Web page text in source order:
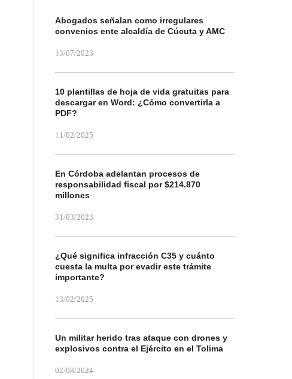
Abogados señalan como irregulares
convenios ente alcaldía de Cúcuta y AMC
13/07/2023
10 plantillas de hoja de vida gratuitas para
descargar en Word: ¿Cómo convertirla a
PDF?
11/02/2025
En Córdoba adelantan procesos de
responsabilidad fiscal por $214.870
millones
31/03/2023
¿Qué significa infracción C35 y cuánto
cuesta la multa por evadir este trámite
importante?
13/02/2025
Un militar herido tras ataque con drones y
explosivos contra el Ejército en el Tolima
02/08/2024